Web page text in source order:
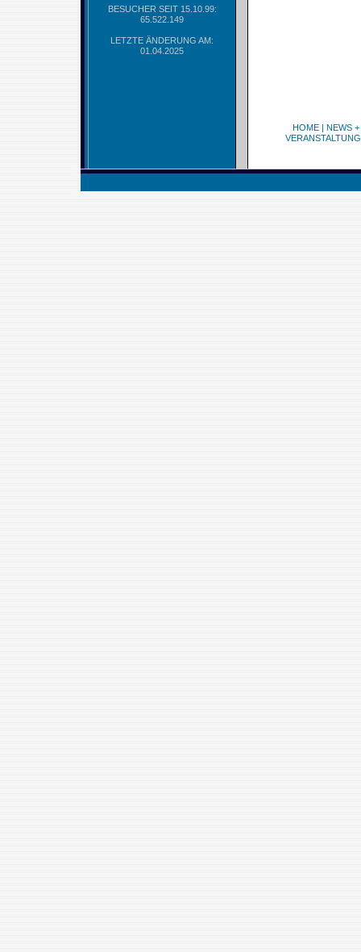
BESUCHER SEIT 15.10.99:
65.522.149
LETZTE ÄNDERUNG AM:
01.04.2025
HOME| NEWS